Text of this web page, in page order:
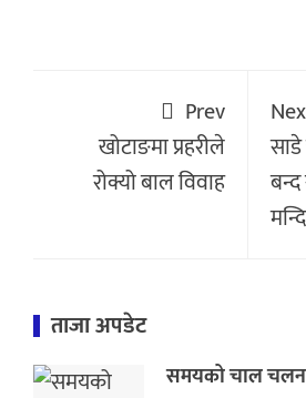
Prev
खोटाङमा प्रहरीले
रोक्यो बाल विवाह
ताजा अपडेट
समयको चाल चलन